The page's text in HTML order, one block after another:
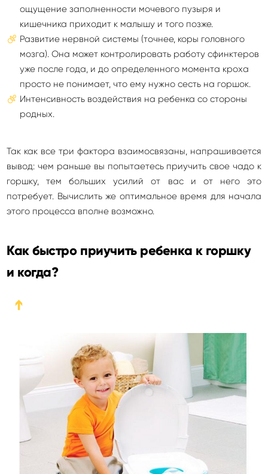
ощущение заполненности мочевого пузыря и
кишечника приходит к малышу и того позже.
Развитие нервной системы (точнее, коры головного
мозга). Она может контролировать работу сфинктеров
уже после года, и до определенного момента кроха
просто не понимает, что ему нужно сесть на горшок.
Интенсивность воздействия на ребенка со стороны
родных.
Так как все три фактора взаимосвязаны, напрашивается
вывод: чем раньше вы попытаетесь приучить свое чадо к
горшку, тем больших усилий от вас и от него это
потребует. Вычислить же оптимальное время для начала
этого процесса вполне возможно.
Как быстро приучить ребенка к горшку
и когда?
➔